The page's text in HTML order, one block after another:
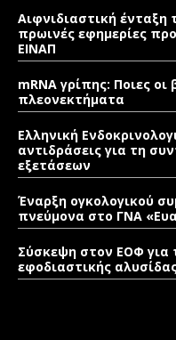
Αιφνιδιαστική ένταξη
πρωινές εφημερίες
ΕΙΝΑΠ
mRNA γρίπης: Ποιες
πλεονεκτήματα
Ελληνική
αντιδράσεις για τη
εξετάσεων
Έναρξη ογκολογικού
πνεύμονα στο ΓΝΑ
Σύσκεψη στον ΕΟΦ για
εφοδιαστικής